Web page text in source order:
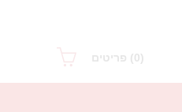
(0) פריטים